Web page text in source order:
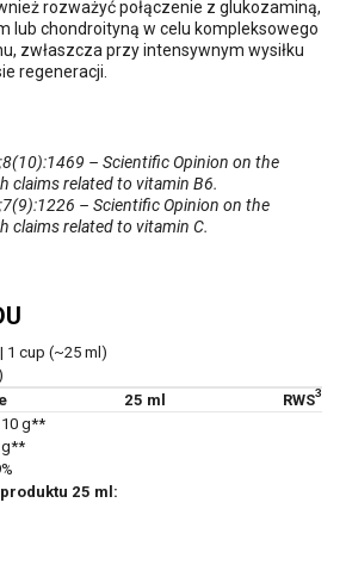
rozważyć połączenie z glukozaminą,
lub chondroityną w celu kompleksowego
zwłaszcza przy intensywnym wysiłku
regeneracji.
– Scientific Opinion on the
claims related to vitamin B6.
– Scientific Opinion on the
claims related to vitamin C.
1 cup (~25 ml)
25 ml RWS3
g**
25 ml: